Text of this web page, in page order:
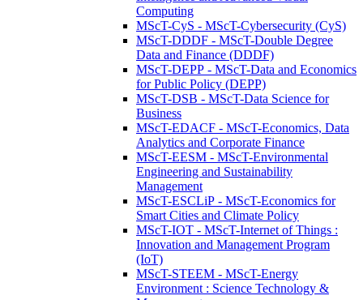
Computing
MScT-CyS - MScT-Cybersecurity (CyS)
MScT-DDDF - MScT-Double Degree
Data and Finance (DDDF)
MScT-DEPP - MScT-Data and Economics
for Public Policy (DEPP)
MScT-DSB - MScT-Data Science for
Business
MScT-EDACF - MScT-Economics, Data
Analytics and Corporate Finance
MScT-EESM - MScT-Environmental
Engineering and Sustainability
Management
MScT-ESCLiP - MScT-Economics for
Smart Cities and Climate Policy
MScT-IOT - MScT-Internet of Things :
Innovation and Management Program
(IoT)
MScT-STEEM - MScT-Energy
Environment : Science Technology &